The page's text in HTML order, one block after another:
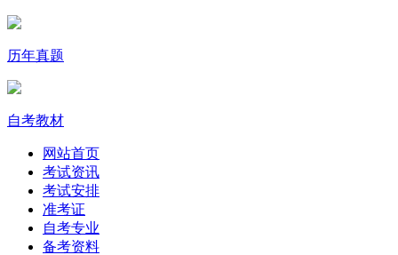
历年真题
自考教材
网站首页
考试资讯
考试安排
准考证
自考专业
备考资料